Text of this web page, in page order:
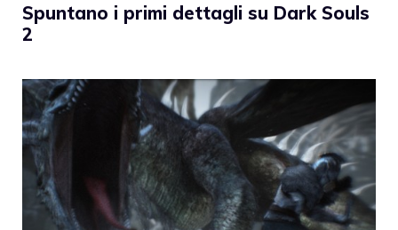
Spuntano i primi dettagli su Dark Souls
2